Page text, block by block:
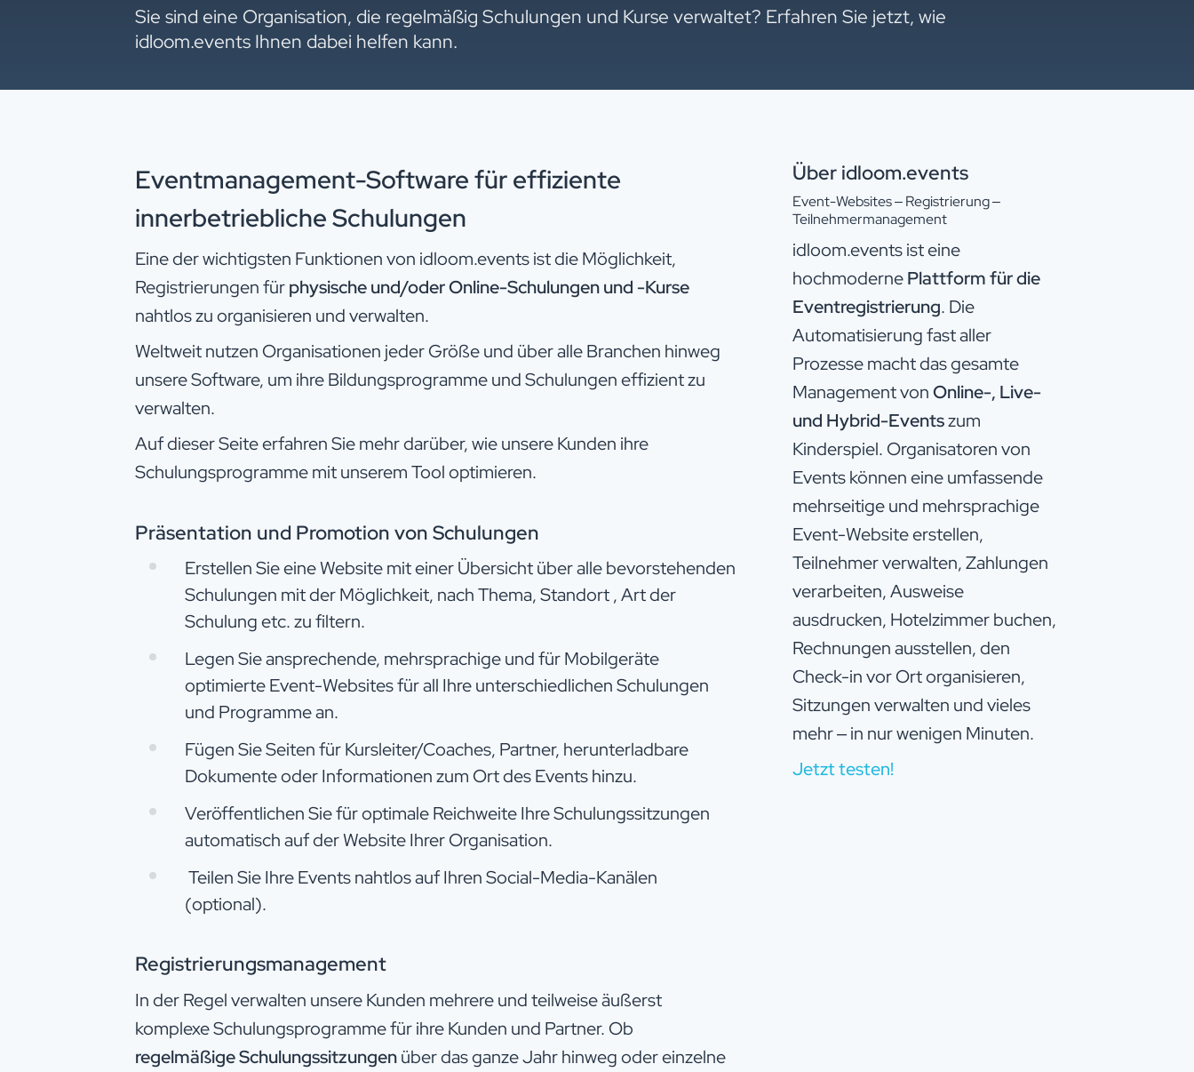
Sie sind eine Organisation, die regelmäßig Schulungen und Kurse verwaltet? Erfahren Sie jetzt, wie
idloom.events Ihnen dabei helfen kann.
Eventmanagement-Software für effiziente
innerbetriebliche Schulungen​
Eine der wichtigsten Funktionen von idloom.events ist die Möglichkeit,
Registrierungen fürphysische und/oder Online-Schulungen und -Kurse
nahtlos zu organisieren und verwalten.
Weltweit nutzen Organisationen jeder Größe und über alle Branchen hinweg
unsere Software, um ihre Bildungsprogramme und Schulungen effizient zu
verwalten.
Auf dieser Seite erfahren Sie mehr darüber, wie unsere Kunden ihre
Schulungsprogramme mit unserem Tool optimieren.
Präsentation und Promotion von Schulungen​
Erstellen Sie eine Website mit einer Übersicht über alle bevorstehenden
Schulungen mit der Möglichkeit, nach Thema, Standort , Art der
Schulung etc. zu filtern.
Legen Sie ansprechende, mehrsprachige und für Mobilgeräte
optimierte Event-Websites für all Ihre unterschiedlichen Schulungen
und Programme an.
Fügen Sie Seiten für Kursleiter/Coaches, Partner, herunterladbare
Dokumente oder Informationen zum Ort des Events hinzu.​
Veröffentlichen Sie für optimale Reichweite Ihre Schulungssitzungen
automatisch auf der Website Ihrer Organisation.
Teilen Sie Ihre Events nahtlos auf Ihren Social-Media-Kanälen
(optional)​.
Registrierungsmanagement
In der Regel verwalten unsere Kunden mehrere und teilweise äußerst
komplexe Schulungsprogramme für ihre Kunden und Partner. Ob
regelmäßige Schulungssitzungenüber das ganze Jahr hinweg oder einzelne
Über idloom.events
Event-Websites – Registrierung –
Teilnehmermanagement
idloom.events ist eine
hochmodernePlattform für die
Eventregistrierung. Die
Automatisierung fast aller
Prozesse macht das gesamte
Management vonOnline-, Live-
und Hybrid-Eventszum
Kinderspiel. Organisatoren von
Events können eine umfassende
mehrseitige und mehrsprachige
Event-Website erstellen,
Teilnehmer verwalten, Zahlungen
verarbeiten, Ausweise
ausdrucken, Hotelzimmer buchen,
Rechnungen ausstellen, den
Check-in vor Ort organisieren,
Sitzungen verwalten und vieles
mehr – in nur wenigen Minuten.
Jetzt testen!